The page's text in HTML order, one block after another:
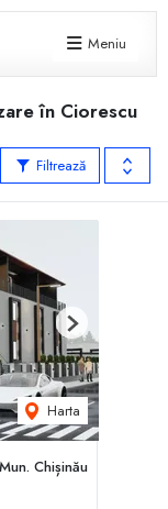
Meniu
în Ciorescu
Filtrează
Harta
Next
Chișinău